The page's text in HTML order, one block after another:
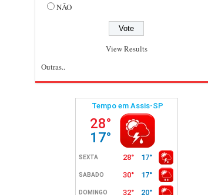
NÃO
View Results
Outras..